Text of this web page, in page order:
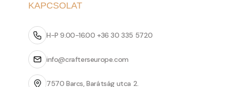
KAPCSOLAT
H-P 9.00-16.00 +36 30 335 5720
info@crafterseurope.com
7570 Barcs, Barátság utca 2.